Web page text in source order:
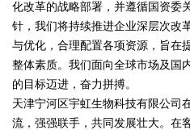
化改革的战略部署，并遵循国资委
针，我们将持续推进企业深层次改
与优化，合理配置各项资源，旨在
整体素质。我们面向全球市场及国
的目标迈进，奋力拼搏。
天津宁河区宇虹生物科技有限公司
流，强强联手，共同发展壮大。在